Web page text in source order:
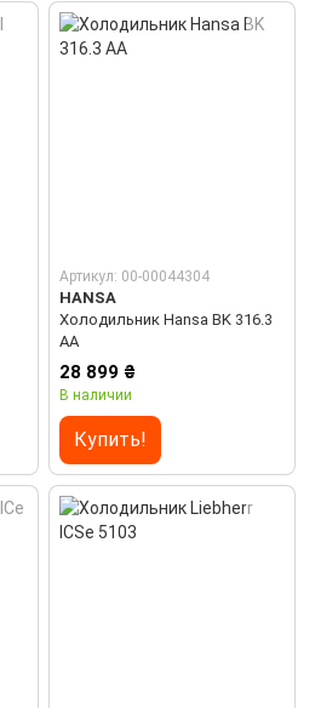
Артикул: 00-00044304
HANSA
Холодильник Hansa BK 316.3
AA
28 899 ₴
В наличии
Купить!